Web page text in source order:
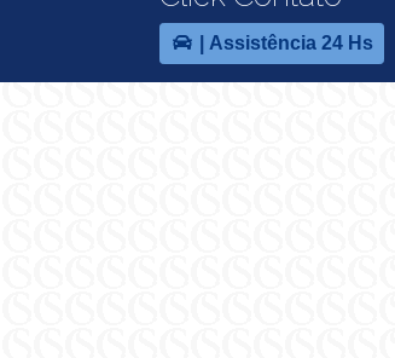
| Assistência 24 Hs